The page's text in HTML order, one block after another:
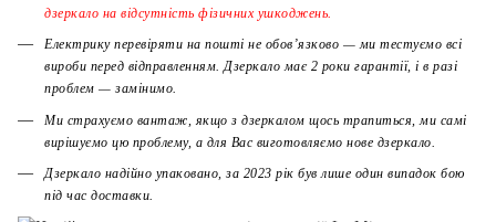
дзеркало на відсутність фізичних ушкоджень.
Електрику перевіряти на пошті не обов’язково — ми тестуємо всі
вироби перед відправленням. Дзеркало має 2 роки гарантії, і в разі
проблем — замінимо.
Ми страхуємо вантаж, якщо з дзеркалом щось трапиться, ми самі
вирішуємо цю проблему, а для Вас виготовляємо нове дзеркало.
Дзеркало надійно упаковано, за 2023 рік був лише один випадок бою
під час доставки.